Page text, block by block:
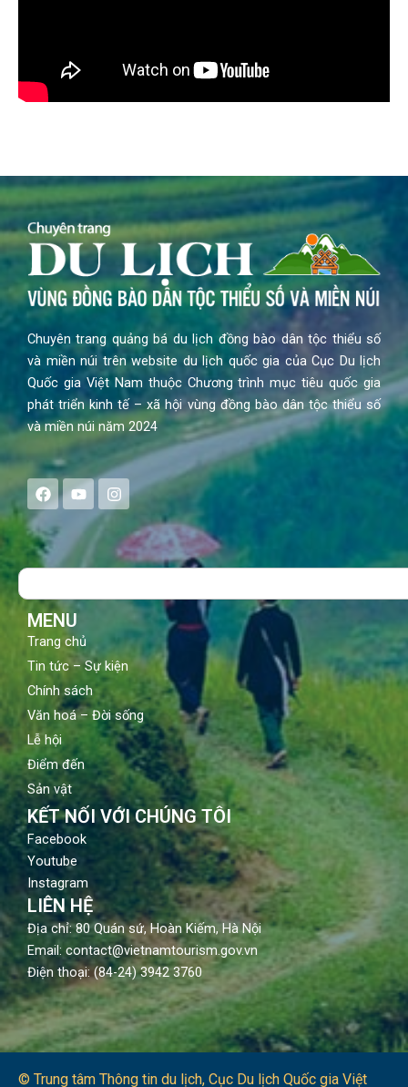
Chuyên trang quảng bá du lịch đồng bào dân tộc thiểu số
và miền núi trên website du lịch quốc gia của Cục Du lịch
Quốc gia Việt Nam thuộc Chương trình mục tiêu quốc gia
phát triển kinh tế – xã hội vùng đồng bào dân tộc thiểu số
và miền núi năm 2024
F
a
e
b
o
Y
o
t
u
b
I
n
s
a
g
Search
MENU
Trang chủ
Tin tức – Sự kiện
Chính sách
Văn hoá – Đời sống
Lễ hội
Điểm đến
Sản vật
KẾT NỐI VỚI CHÚNG TÔI
Facebook
Youtube
Instagram
LIÊN HỆ
Địa chỉ: 80 Quán sứ, Hoàn Kiếm, Hà Nội
Email: contact@vietnamtourism.gov.vn
Điện thoại: (84-24) 3942 3760
© Trung tâm Thông tin du lịch​, Cục Du lịch Quốc gia Việt